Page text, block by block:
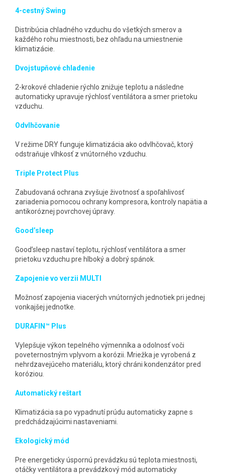
4-cestný Swing
Distribúcia chladného vzduchu do všetkých smerov a
každého rohu miestnosti, bez ohľadu na umiestnenie
klimatizácie.
Dvojstupňové chladenie
2-krokové chladenie rýchlo znižuje teplotu a následne
automaticky upravuje rýchlosť ventilátora a smer prietoku
vzduchu.
Odvlhčovanie
V režime DRY funguje klimatizácia ako odvlhčovač, ktorý
odstraňuje vlhkosť z vnútorného vzduchu.
Triple Protect Plus
Zabudovaná ochrana zvyšuje životnosť a spoľahlivosť
zariadenia pomocou ochrany kompresora, kontroly napätia a
antikoróznej povrchovej úpravy.
Good’sleep
Good’sleep nastaví teplotu, rýchlosť ventilátora a smer
prietoku vzduchu pre hlboký a dobrý spánok.
Zapojenie vo verzii MULTI
Možnosť zapojenia viacerých vnútorných jednotiek pri jednej
vonkajšej jednotke.
DURAFIN™ Plus
Vylepšuje výkon tepelného výmenníka a odolnosť voči
poveternostným vplyvom a korózii. Mriežka je vyrobená z
nehrdzavejúceho materiálu, ktorý chráni kondenzátor pred
koróziou.
Automatický reštart
Klimatizácia sa po vypadnutí prúdu automaticky zapne s
predchádzajúcimi nastaveniami.
Ekologický mód
Pre energeticky úspornú prevádzku sú teplota miestnosti,
otáčky ventilátora a prevádzkový mód automaticky